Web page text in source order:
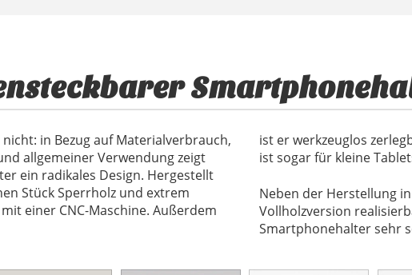
in Bezug auf Materialverbrauch,
allgemeiner Verwendung zeigt
ein radikales Design. Hergestellt
Stück Sperrholz und extrem
einer CNC-Maschine. Außerdem
kann transportiert werden und
ist sogar für kleine
Neben der Herstellung
Vollholzversion
Smartphonehalter sehr